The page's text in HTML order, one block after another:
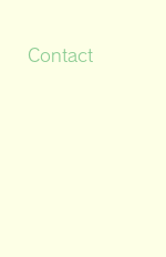
Contact